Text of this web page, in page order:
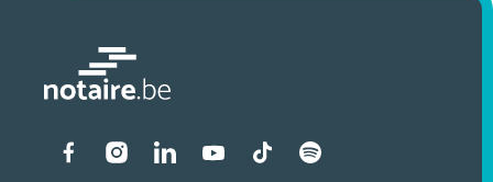
Liens vers les réseaux